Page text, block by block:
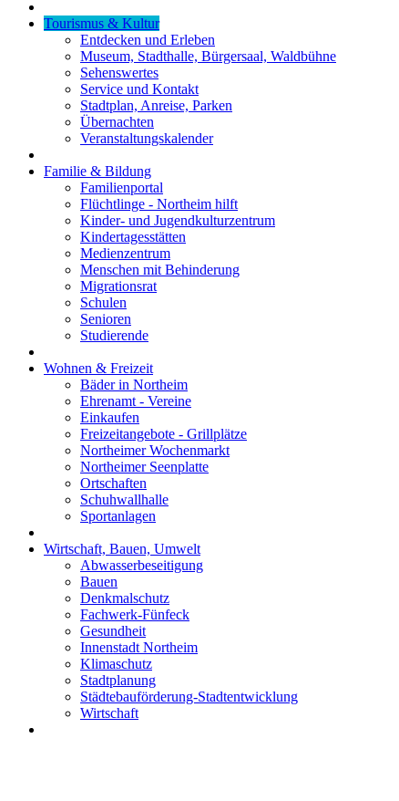
Tourismus & Kultur
Entdecken und Erleben
Museum, Stadthalle, Bürgersaal, Waldbühne
Sehenswertes
Service und Kontakt
Stadtplan, Anreise, Parken
Übernachten
Veranstaltungskalender
Familie & Bildung
Familienportal
Flüchtlinge - Northeim hilft
Kinder- und Jugendkulturzentrum
Kindertagesstätten
Medienzentrum
Menschen mit Behinderung
Migrationsrat
Schulen
Senioren
Studierende
Wohnen & Freizeit
Bäder in Northeim
Ehrenamt - Vereine
Einkaufen
Freizeitangebote - Grillplätze
Northeimer Wochenmarkt
Northeimer Seenplatte
Ortschaften
Schuhwallhalle
Sportanlagen
Wirtschaft, Bauen, Umwelt
Abwasserbeseitigung
Bauen
Denkmalschutz
Fachwerk-Fünfeck
Gesundheit
Innenstadt Northeim
Klimaschutz
Stadtplanung
Städtebauförderung-Stadtentwicklung
Wirtschaft